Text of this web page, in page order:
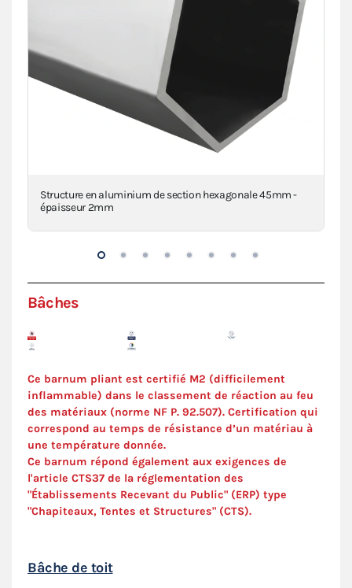
Structure en aluminium de section hexagonale 45mm -
épaisseur 2mm
Bâches
Ce barnum pliant est certifié M2 (difficilement
inflammable) dans le classement de réaction au feu
des matériaux (norme NF P. 92.507). Certification qui
correspond au temps de résistance d’un matériau à
une température donnée.
Ce barnum répond également aux exigences de
l'article CTS37 de la réglementation des
"Établissements Recevant du Public" (ERP) type
"Chapiteaux, Tentes et Structures" (CTS).
Bâche de toit